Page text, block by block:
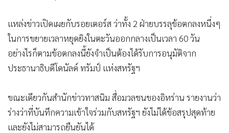
แหล่งข่าวเปิดเผยกับรอยเตอร์ส ว่าทั้ง 2 ฝ่ายบรรลุข้อตกลงหนึ่งๆ
ในการขยายเวลาหยุดยิงในตะวันออกกลางเป็นเวลา 60 วัน
อย่างไรก็ตามข้อตกลงนี้ยังจำเป็นต้องได้รับการอนุมัติจาก
ประธานาธิบดีโดนัลด์ ทรัมป์ แห่งสหรัฐฯ
ขณะเดียวกันสำนักข่าวทาสนิม สื่อมวลชนของอิหร่าน รายงานว่า
ร่างว่าที่บันทึกความเข้าใจร่วมกับสหรัฐฯ ยังไม่ได้ข้อสรุปสุดท้าย
และยังไม่สามารถยืนยันได้